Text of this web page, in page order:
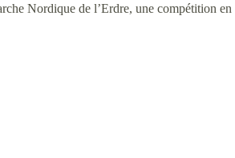
Nordique de l’Erdre, une compétition